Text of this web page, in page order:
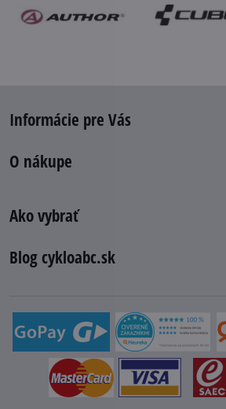
Informácie pre Vás
O nákupe
Ako vybrať
Blog cykloabc.sk